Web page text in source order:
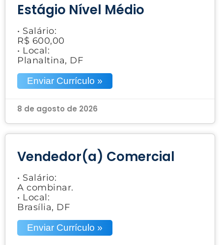
Estágio Nível Médio
• Salário:
R$ 600,00
• Local:
Planaltina, DF
Enviar Currículo »
8 de agosto de 2026
Vendedor(a) Comercial
• Salário:
A combinar.
• Local:
Brasília, DF
Enviar Currículo »